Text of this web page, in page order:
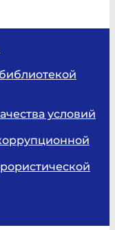
условий